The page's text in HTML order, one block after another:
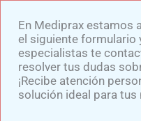
contenido
En Mediprax estamos
el siguiente formulario
especialistas te
resolver tus dudas
¡Recibe atención
solución ideal para tus